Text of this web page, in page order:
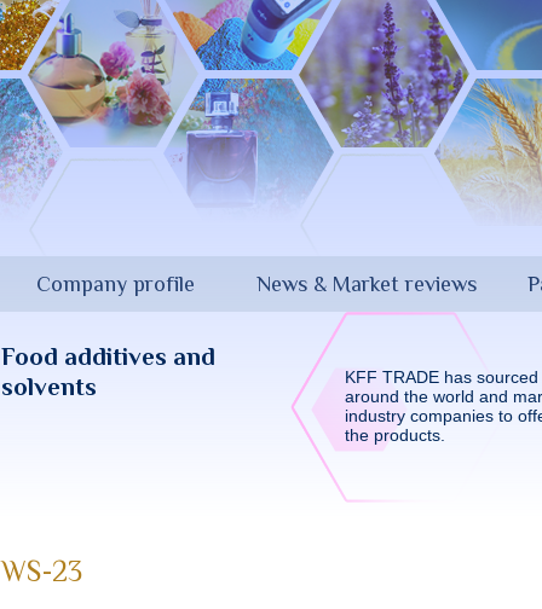
Company profile News & Market reviews
Food additives and
solvents
KFF TRADE has
around the world and
industry companies to
the products.
WS-23